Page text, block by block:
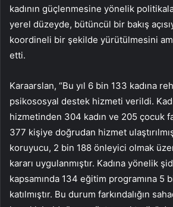
kadının güçlenmesine yönelik
yerel düzeyde, bütüncül bir bakış
koordineli bir şekilde yürütülmesini
etti.
Karaarslan, “Bu yıl 6 bin 133 kadına
psikososyal destek hizmeti verildi.
hizmetinden 304 kadın ve 205 çocuk
377 kişiye doğrudan hizmet
koruyucu, 2 bin 188 önleyici olmak
kararı uygulanmıştır. Kadına yönelik
kapsamında 134 eğitim programına 5
katılmıştır. Bu durum farkındalığın